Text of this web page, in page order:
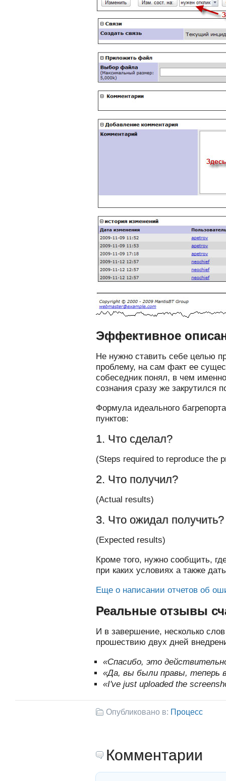
Эффективное
Не нужно ставить себе целью
проблему, на сам факт ее
собеседник понял, в чем
сознания сразу же закрутился
Формула идеального
пунктов:
1. Что сделал?
(Steps required to reproduce the
2. Что получил?
(Actual results)
3. Что ожидал получить?
(Expected results)
Кроме того, нужно сообщить,
при каких условиях а также
Еще о написании отчетов об
Реальные отзывы
И в завершение, несколько
прошествию двух дней
«Спасибо, это
«Да, вы были правы, теперь
«I've just uploaded the
Опубликовано в: Процесс
Комментарии